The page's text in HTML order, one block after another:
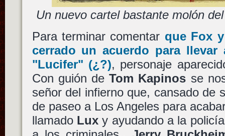
Un nuevo cartel bastante molón
Para terminar comentar que Fox
cerrado un acuerdo para
"Lucifer" (¿?), personaje
Con guión deTom Kapinos se
señor del infierno que, cansado de
de paseo a Los Angeles para
llamado Luxy ayudando a la